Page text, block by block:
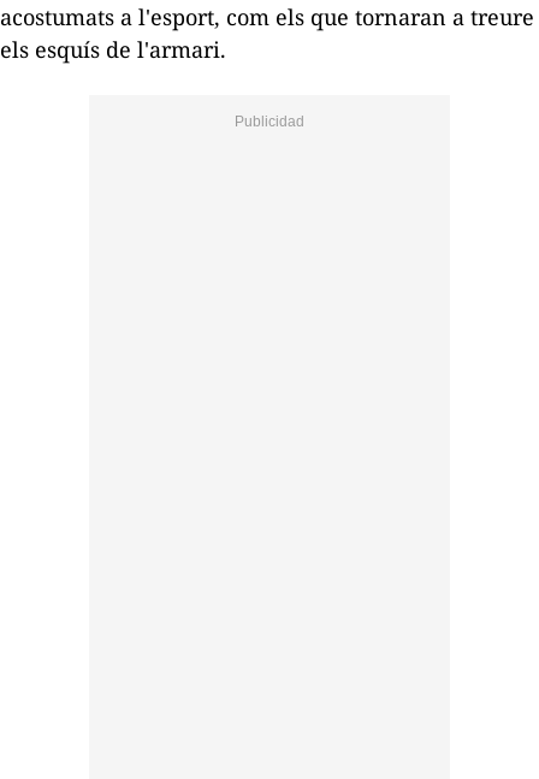
acostumats a l'esport, com els que tornaran a treure
els esquís de l'armari.